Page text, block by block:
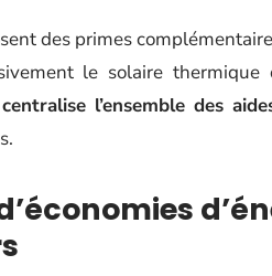
des primes
le solaire
l’ensemble des